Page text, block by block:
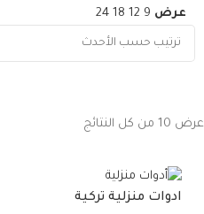
عرض 9
12
18
24
عرض ⁦10⁩ من كل النتائج
ادوات منزلية تركية